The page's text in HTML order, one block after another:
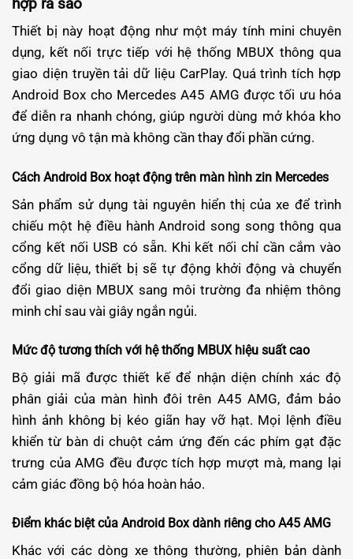
Thiết bị này hoạt động như một máy tính mini chuyên
dụng, kết nối trực tiếp với hệ thống MBUX thông qua
giao diện truyền tải dữ liệu CarPlay. Quá trình tích hợp
Android Box cho Mercedes A45 AMG được tối ưu hóa
để diễn ra nhanh chóng, giúp người dùng mở khóa kho
ứng dụng vô tận mà không cần thay đổi phần cứng.
Cách Android Box hoạt động trên màn hình zin Mercedes
Sản phẩm sử dụng tài nguyên hiển thị của xe để trình
chiếu một hệ điều hành Android song song thông qua
cổng kết nối USB có sẵn. Khi kết nối chỉ cần cắm vào
cổng dữ liệu, thiết bị sẽ tự động khởi động và chuyển
đổi giao diện MBUX sang môi trường đa nhiệm thông
minh chỉ sau vài giây ngắn ngủi.
Mức độ tương thích với hệ thống MBUX hiệu suất cao
Bộ giải mã được thiết kế để nhận diện chính xác độ
phân giải của màn hình đôi trên A45 AMG, đảm bảo
hình ảnh không bị kéo giãn hay vỡ hạt. Mọi lệnh điều
khiển từ bàn di chuột cảm ứng đến các phím gạt đặc
trưng của AMG đều được tích hợp mượt mà, mang lại
cảm giác đồng bộ hóa hoàn hảo.
Điểm khác biệt của Android Box dành riêng cho A45 AMG
Khác với các dòng xe thông thường, phiên bản dành